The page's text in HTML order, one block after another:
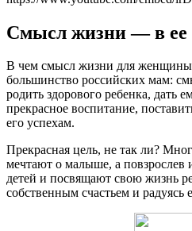
Смысл жизни — в ее
В чем смысл жизни для
большинство российских мам:
родить здорового ребенка, дать
прекрасное воспитание,
его успехам.
Прекрасная цель, не так ли?
мечтают о малыше, а повзрослев
детей и посвящают свою жизнь
собственным счастьем и радуясь